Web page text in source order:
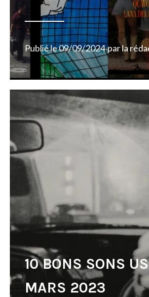
Publié le09/09/2024 parla
10 BONS SONS
MARS 2023